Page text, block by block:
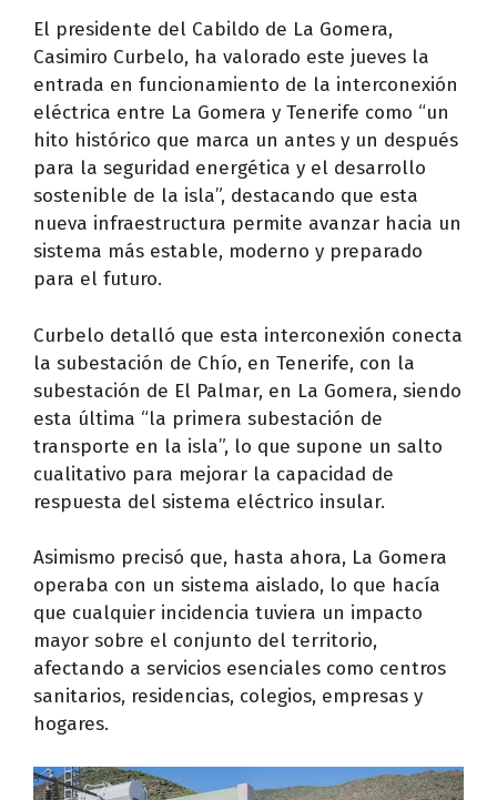
El presidente del Cabildo de La Gomera,
Casimiro Curbelo, ha valorado este jueves la
entrada en funcionamiento de la interconexión
eléctrica entre La Gomera y Tenerife como “un
hito histórico que marca un antes y un después
para la seguridad energética y el desarrollo
sostenible de la isla”, destacando que esta
nueva infraestructura permite avanzar hacia un
sistema más estable, moderno y preparado
para el futuro.
Curbelo detalló que esta interconexión conecta
la subestación de Chío, en Tenerife, con la
subestación de El Palmar, en La Gomera, siendo
esta última “la primera subestación de
transporte en la isla”, lo que supone un salto
cualitativo para mejorar la capacidad de
respuesta del sistema eléctrico insular.
Asimismo precisó que, hasta ahora, La Gomera
operaba con un sistema aislado, lo que hacía
que cualquier incidencia tuviera un impacto
mayor sobre el conjunto del territorio,
afectando a servicios esenciales como centros
sanitarios, residencias, colegios, empresas y
hogares.